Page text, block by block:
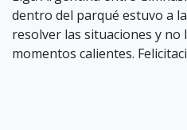
dentro del parqué estuvo a
resolver las situaciones y no
momentos calientes.